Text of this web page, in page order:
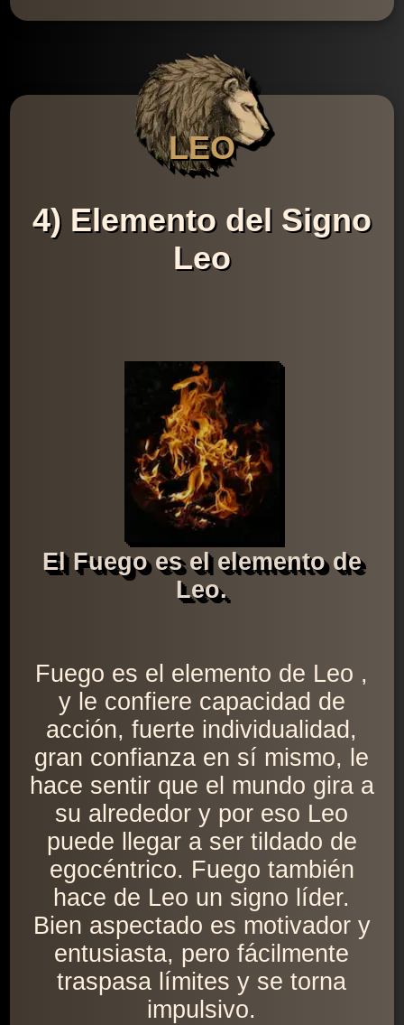
LEO
4) Elemento del Signo
Leo
El Fuego es el elemento de
Leo.
Fuego es el elemento de Leo ,
y le confiere capacidad de
acción, fuerte individualidad,
gran confianza en sí mismo, le
hace sentir que el mundo gira a
su alrededor y por eso Leo
puede llegar a ser tildado de
egocéntrico. Fuego también
hace de Leo un signo líder.
Bien aspectado es motivador y
entusiasta, pero fácilmente
traspasa límites y se torna
impulsivo.